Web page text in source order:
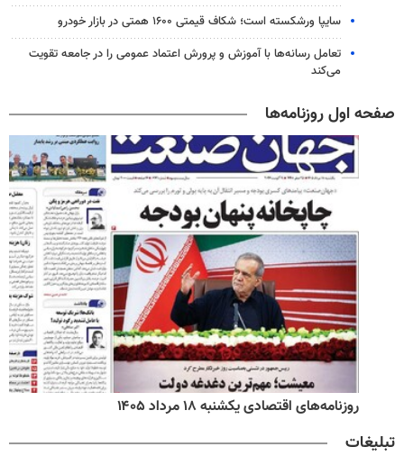
سایپا ورشکسته است؛ شکاف قیمتی ۱۶۰۰ همتی در بازار خودرو
تعامل رسانه‌ها با آموزش و پرورش اعتماد عمومی را در جامعه تقویت
می‌کند
صفحه اول روزنامه‌ها
روزنامه‌های اقتصادی یکشنبه ۱۸ مرداد ۱۴۰۵
تبلیغات